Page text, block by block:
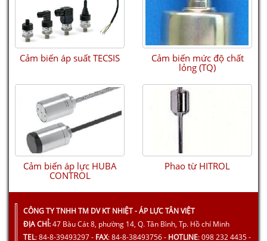
OBERDORFER - Series N7000
OBERDORFER - Series N9000
Cảm biến áp suất TECSIS
Cảm biến mức độ chất
lỏng (TQ)
Cảm biến áp lực HUBA
CONTROL
Phao từ HITROL
CÔNG TY TNHH TM DV KT NHIỆT - ÁP LỰC TÂN VIỆT
ĐỊA CHỈ:47 Bàu Cát 8, phường 14, Q. Tân Bình, Tp. Hồ chí Minh
TEL: 84-8-39493297 - FAX: 84-8-38493756 - HOTLINE: 098 232 4435 -